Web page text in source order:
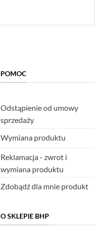
POMOC
Odstąpienie od umowy
sprzedaży
Wymiana produktu
Reklamacja - zwrot i
wymiana produktu
Zdobądź dla mnie produkt
O SKLEPIE BHP